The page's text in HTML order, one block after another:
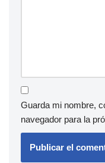
Guarda mi nombre,
navegador para la